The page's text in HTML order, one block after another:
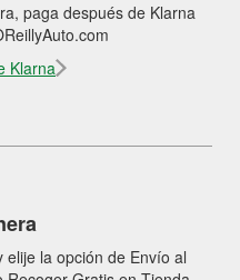
paga después de Klarna
Klarna
la opción de Envío al